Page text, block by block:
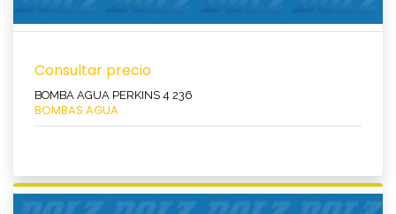
Consultar precio
BOMBA AGUA PERKINS 4 236
BOMBAS AGUA